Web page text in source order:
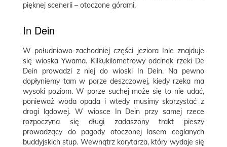
pięknej scenerii – otoczone górami.
In Dein
W południowo-zachodniej części jeziora Inle znajduje
się wioska Ywama. Kilkukilometrowy odcinek rzeki De
Dein prowadzi z niej do wioski In Dein. Na pewno
dopłyniemy tam w porze deszczowej, kiedy rzeka ma
wysoki poziom. W porze suchej może się to nie udać,
ponieważ woda opada i wtedy musimy skorzystać z
drogi lądowej. W wiosce In Dein przy samej rzece
rozpoczyna się długi zadaszony trakt pieszy
prowadzący do pagody otoczonej lasem ceglanych
buddyjskich stup. Wewnątrz korytarza, który wydaje się